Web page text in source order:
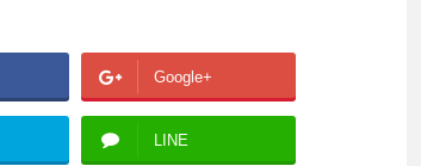
Google+
LINE